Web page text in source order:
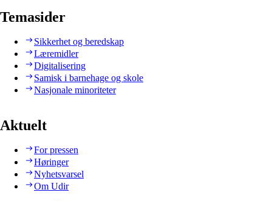
Temasider
Sikkerhet og beredskap
Læremidler
Digitalisering
Samisk i barnehage og skole
Nasjonale minoriteter
Aktuelt
For pressen
Høringer
Nyhetsvarsel
Om Udir